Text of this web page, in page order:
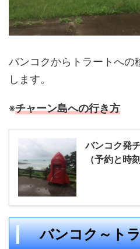
バンコクからトラートへの
します。
※チャーン島への行き方
バンコク発
（予約と時
バンコク～ト